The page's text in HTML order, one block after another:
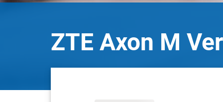
ZTE Axon M